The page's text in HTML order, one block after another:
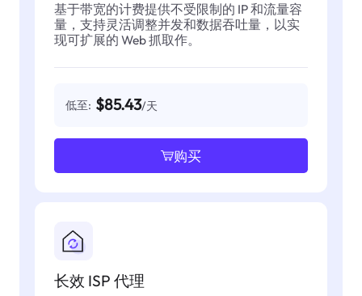
基于带宽的计费提供不受限制的 IP 和流量容
量，支持灵活调整并发和数据吞吐量，以实
现可扩展的 Web 抓取作。
低至: $85.43/天
购买
长效 ISP 代理